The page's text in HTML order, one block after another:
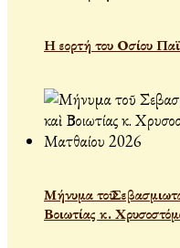
Η εορτή του Οσίου
Μήνυμα τοῦ
Βοιωτίας κ.